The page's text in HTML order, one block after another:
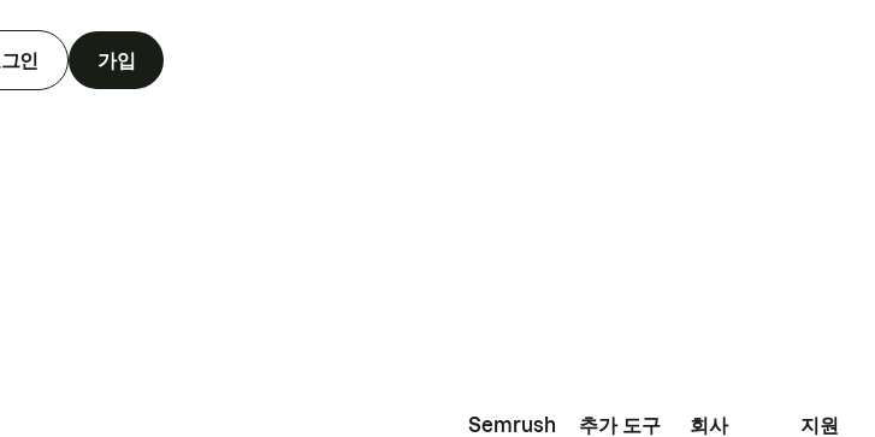
인 가입
Semrush 추가 도구 회사 지원